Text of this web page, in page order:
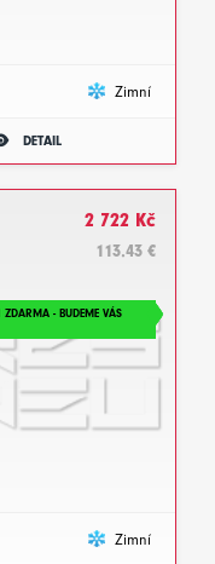
Zimní
DETAIL
2 722 Kč
113.43 €
ZDARMA - BUDEME VÁS
Zimní